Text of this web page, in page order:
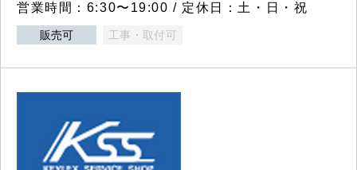
営業時間：6:30〜19:00 / 定休日：土・日・祝
販売可 工事・取付可